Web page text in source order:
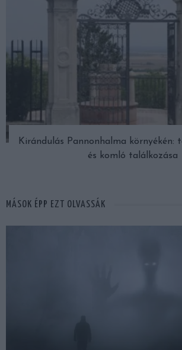
Kirándulás Pannonhalma környékén:
és komló találkozása
MÁSOK ÉPP EZT OLVASSÁK